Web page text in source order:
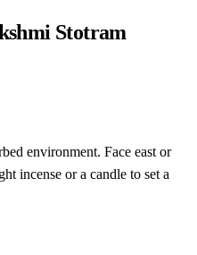
Stotram
environment. Face east or
incense or a candle to set a